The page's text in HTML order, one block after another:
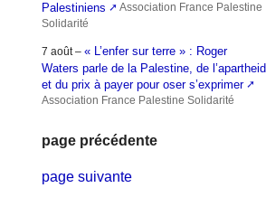
Palestiniens
Association France Palestine
Solidarité
7 août – « L’enfer sur terre » : Roger
Waters parle de la Palestine, de l’apartheid
et du prix à payer pour oser s’exprimer
Association France Palestine Solidarité
page précédente
page suivante